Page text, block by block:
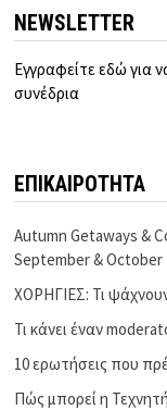
NEWSLETTER
Εγγραφείτε εδώ για
συνέδρια
ΕΠΙΚΑΙΡΟΤΗΤΑ
Autumn Getaways &
September & October
ΧΟΡΗΓΙΕΣ: Τι
Τι κάνει έναν
10 ερωτήσεις που
Πώς μπορεί η